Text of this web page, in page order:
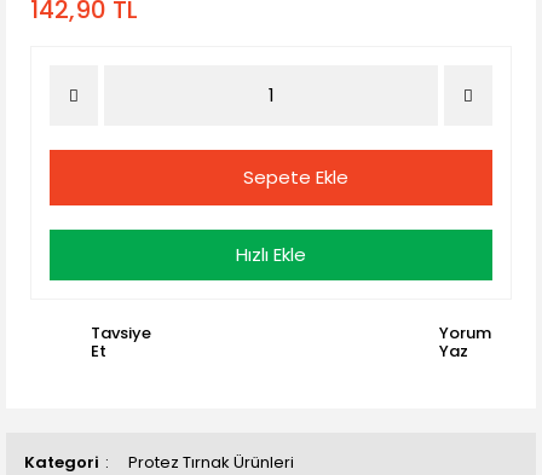
Kategori Protez Tırnak Ürünleri
142,90 TL
Sepete Ekle
Hızlı Ekle
Tavsiye
Et
Yorum
Yaz